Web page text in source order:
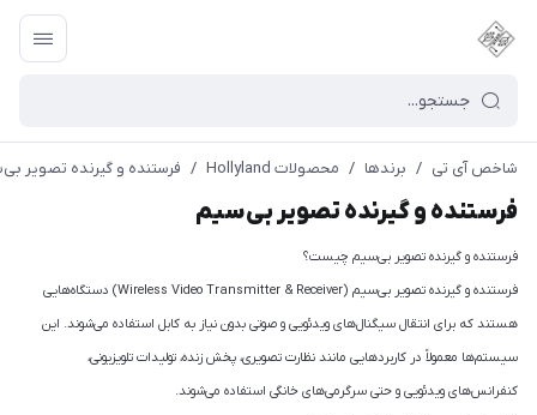
شاخص آی تی / برندها / محصولات Hollyland / فرستنده و گیرنده تصویر
فرستنده و گیرنده تصویر بی‌سیم
فرستنده و گیرنده تصویر بی‌سیم چیست؟
فرستنده و گیرنده تصویر بی‌سیم (Wireless Video Transmitter & Receiver) دستگاه‌هایی
هستند که برای انتقال سیگنال‌های ویدئویی و صوتی بدون نیاز به کابل استفاده می‌شوند. این
سیستم‌ها معمولاً در کاربردهایی مانند نظارت تصویری، پخش زنده، تولیدات تلویزیونی،
کنفرانس‌های ویدئویی و حتی سرگرمی‌های خانگی استفاده می‌شوند.